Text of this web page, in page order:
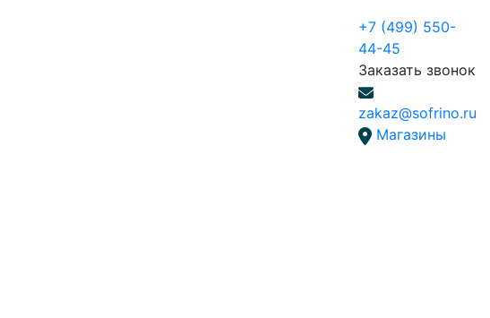
+7 (499) 550-
44-45
Заказать звонок
zakaz@sofrino.ru
Магазины